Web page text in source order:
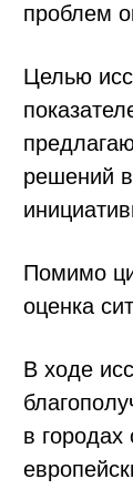
проблем
Целью
решений
Помимо
оценка
В ходе
в